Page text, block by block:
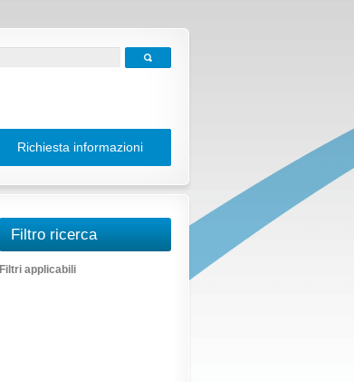
Richiesta informazioni
Filtro ricerca
Filtri applicabili